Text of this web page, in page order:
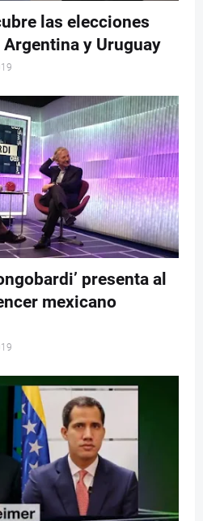
las elecciones
y Uruguay
presenta al
mexicano